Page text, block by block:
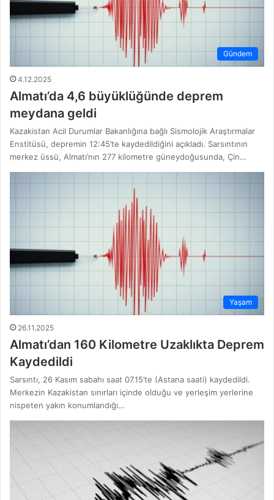
Gündem
4.12.2025
Almatı’da 4,6 büyüklüğünde deprem
meydana geldi
Kazakistan Acil Durumlar Bakanlığına bağlı Sismolojik Araştırmalar
Enstitüsü, depremin 12:45’te kaydedildiğini açıkladı. Sarsıntının
merkez üssü, Almatı’nın 277 kilometre güneydoğusunda, Çin…
Yaşam
26.11.2025
Almatı’dan 160 Kilometre Uzaklıkta Deprem
Kaydedildi
Sarsıntı, 26 Kasım sabahı saat 07.15’te (Astana saati) kaydedildi.
Merkezin Kazakistan sınırları içinde olduğu ve yerleşim yerlerine
nispeten yakın konumlandığı…